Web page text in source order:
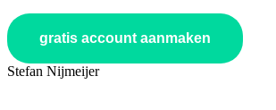
gratis account aanmaken
Stefan Nijmeijer